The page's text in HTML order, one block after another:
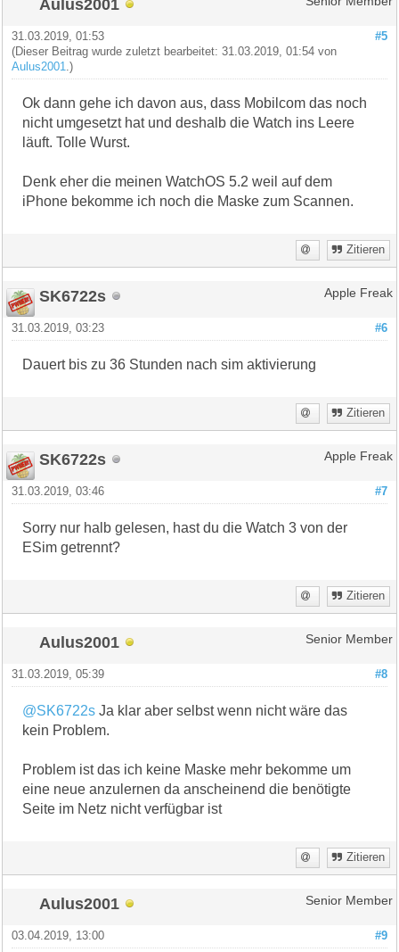
#5
31.03.2019, 01:53
(Dieser Beitrag wurde zuletzt bearbeitet: 31.03.2019, 01:54 von
Aulus2001 .)
Ok dann gehe ich davon aus, dass Mobilcom das noch
nicht umgesetzt hat und deshalb die Watch ins Leere
läuft. Tolle Wurst.
Denk eher die meinen WatchOS 5.2 weil auf dem
iPhone bekomme ich noch die Maske zum Scannen.
Zitieren
SK6722s Apple Freak
#6
31.03.2019, 03:23
Dauert bis zu 36 Stunden nach sim aktivierung
Zitieren
SK6722s Apple Freak
#7
31.03.2019, 03:46
Sorry nur halb gelesen, hast du die Watch 3 von der
ESim getrennt?
Zitieren
Aulus2001 Senior Member
#8
31.03.2019, 05:39
@SK6722s Ja klar aber selbst wenn nicht wäre das
kein Problem.
Problem ist das ich keine Maske mehr bekomme um
eine neue anzulernen da anscheinend die benötigte
Seite im Netz nicht verfügbar ist
Zitieren
Aulus2001 Senior Member
#9
03.04.2019, 13:00